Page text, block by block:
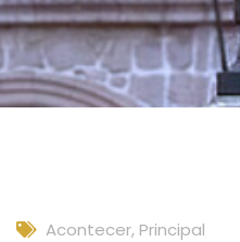
Acontecer, Principal